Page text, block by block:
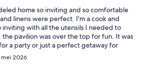
on Airbnb - Max occupancy for this property
If you will have more than 16 guests please
need to adjust the number for your booking.
fee of $25 per night per guest over the
home so inviting and so comfortable
linens were perfect. I'm a cook and
with all the utensils I needed to
the pavilion was over the top for fun. It was
a party or just a perfect getaway for
cave with pool table, fooze ball, scuffle
mei 2026